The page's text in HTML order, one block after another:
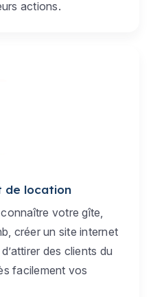
actions.
de location
votre gîte,
créer un site internet
des clients du
facilement vos